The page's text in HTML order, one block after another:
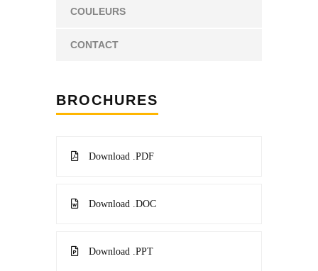
COULEURS
CONTACT
BROCHURES
Download .PDF
Download .DOC
Download .PPT